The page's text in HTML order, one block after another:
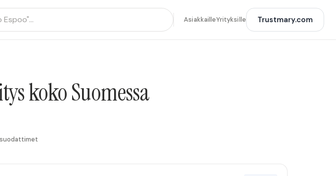
AsiakkailleYrityksille Trustmary.com
koko Suomessa